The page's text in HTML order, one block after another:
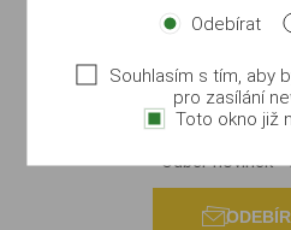
Odběr novinek
Odebírat
Souhlasím s tím, aby
pro zasílání
Toto okno již